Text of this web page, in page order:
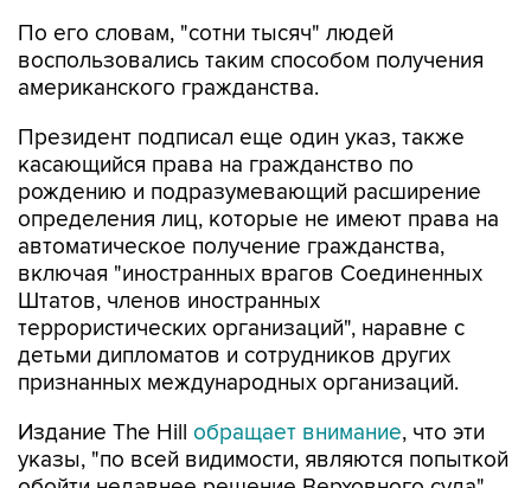
По его словам, "сотни тысяч" людей
воспользовались таким способом получения
американского гражданства.
Президент подписал еще один указ, также
касающийся права на гражданство по
рождению и подразумевающий расширение
определения лиц, которые не имеют права на
автоматическое получение гражданства,
включая "иностранных врагов Соединенных
Штатов, членов иностранных
террористических организаций", наравне с
детьми дипломатов и сотрудников других
признанных международных организаций.
Издание The Hill обращает внимание, что эти
указы, "по всей видимости, являются попыткой